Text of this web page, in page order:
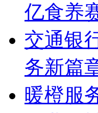
亿食养
交通银
务新篇
暖橙服